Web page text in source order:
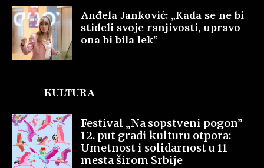
Anđela Janković: „Kada se ne bi
stideli svoje ranjivosti, upravo
ona bi bila lek”
KULTURA
Festival „Na sopstveni pogon”
12. put gradi kulturu otpora:
Umetnost i solidarnost u 11
mesta širom Srbije